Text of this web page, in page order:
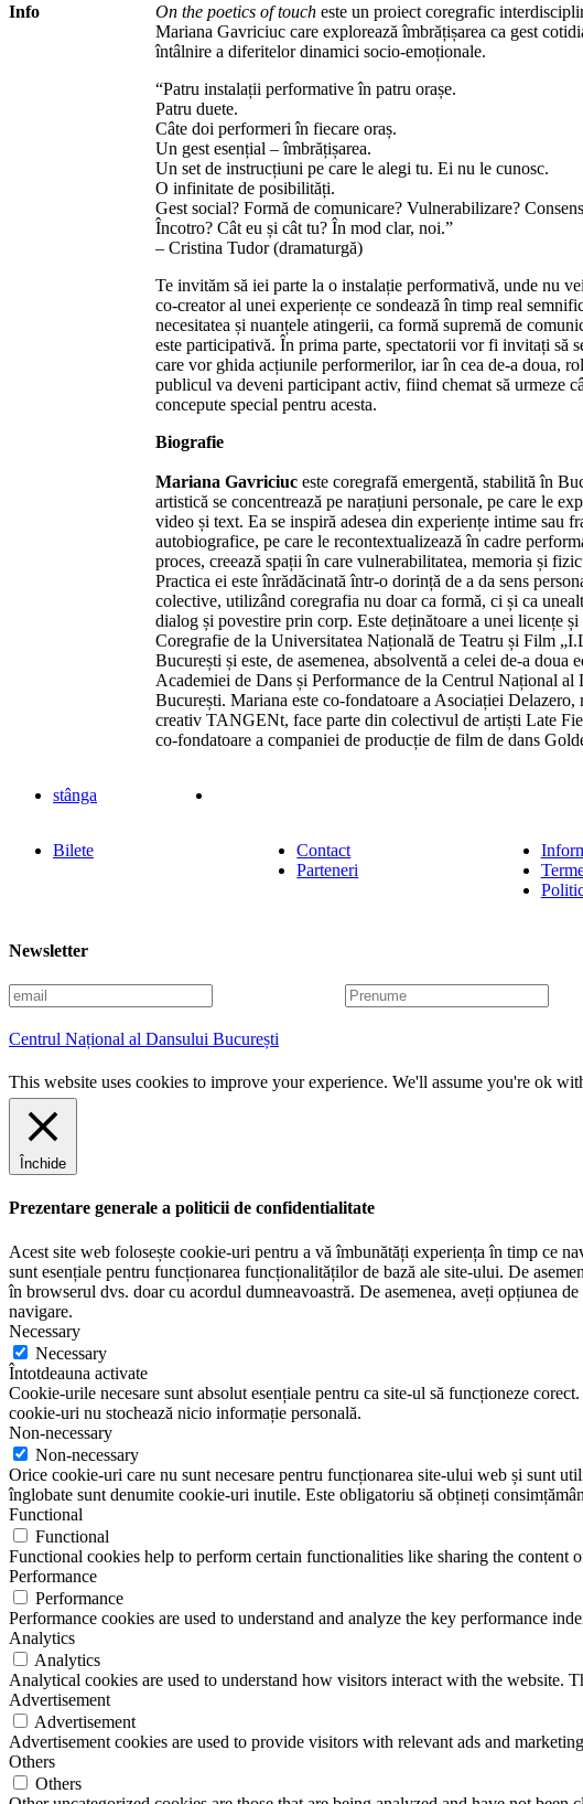
Info
On the poetics of toucheste un proiect coregrafic
Mariana Gavriciuc care explorează îmbrățișarea ca gest
întâlnire a diferitelor dinamici socio-emoționale.
“Patru instalații performative în patru orașe.
Patru duete.
Câte doi performeri în fiecare oraș.
Un gest esențial – îmbrățișarea.
Un set de instrucțiuni pe care le alegi tu. Ei nu le cunosc.
O infinitate de posibilități.
Gest social? Formă de comunicare? Vulnerabilizare?
Încotro? Cât eu și cât tu? În mod clar, noi.”
– Cristina Tudor (dramaturgă)
Te invităm să iei parte la o instalație performativă, unde nu
co-creator al unei experiențe ce sondează în timp real
necesitatea și nuanțele atingerii, ca formă supremă de
este participativă. În prima parte, spectatorii vor fi invitați să
care vor ghida acțiunile performerilor, iar în cea de-a doua,
publicul va deveni participant activ, fiind chemat să urmeze
concepute special pentru acesta.
Biografie
Mariana Gavriciuceste coregrafă emergentă, stabilită în
artistică se concentrează pe narațiuni personale, pe care le
video și text. Ea se inspiră adesea din experiențe intime sau
autobiografice, pe care le recontextualizează în cadre
proces, creează spații în care vulnerabilitatea, memoria și
Practica ei este înrădăcinată într-o dorință de a da sens
colective, utilizând coregrafia nu doar ca formă, ci și ca
dialog și povestire prin corp. Este deținătoare a unei licențe și
Coregrafie de la Universitatea Națională de Teatru și Film
București și este, de asemenea, absolventă a celei de-a doua
Academiei de Dans și Performance de la Centrul Național al
București. Mariana este co-fondatoare a Asociației Delazero,
creativ TANGENt, face parte din colectivul de artiști Late
co-fondatoare a companiei de producție de film de dans
stânga
Bilete
Contact
Parteneri
Newsletter
E
m
a
i
l
P
r
u
m
Centrul Național al Dansului București
This website uses cookies to improve your experience. We'll assume you're ok
Închide
Prezentare generale a politicii de confidentialitate
Acest site web folosește cookie-uri pentru a vă îmbunătăți experiența în timp ce
sunt esențiale pentru funcționarea funcționalităților de bază ale site-ului. De
în browserul dvs. doar cu acordul dumneavoastră. De asemenea, aveți opțiunea
navigare.
Necessary
Necessary
Întotdeauna activate
Cookie-urile necesare sunt absolut esențiale pentru ca site-ul să funcționeze
cookie-uri nu stochează nicio informație personală.
Non-necessary
Non-necessary
Orice cookie-uri care nu sunt necesare pentru funcționarea site-ului web și sunt
înglobate sunt denumite cookie-uri inutile. Este obligatoriu să obțineți
Functional
Functional
Functional cookies help to perform certain functionalities like sharing the content
Performance
Performance
Performance cookies are used to understand and analyze the key performance
Analytics
Analytics
Analytical cookies are used to understand how visitors interact with the website.
Advertisement
Advertisement
Advertisement cookies are used to provide visitors with relevant ads and
Others
Others